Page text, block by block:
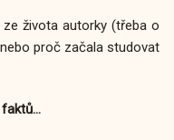
života autorky (třeba o
proč začala studovat